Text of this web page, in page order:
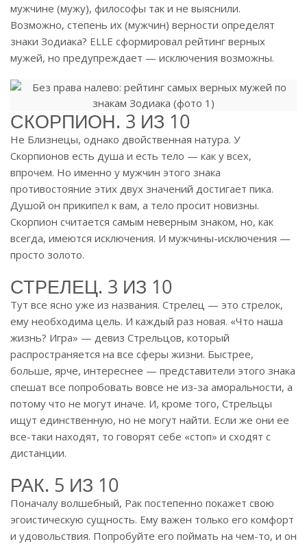
мужчине (мужу), философы так и не выяснили.
Возможно, степень их (мужчин) верности определят
знаки Зодиака? ELLE сформировал рейтинг верных
мужей, но предупреждает — исключения возможны.
СКОРПИОН. 3 ИЗ 10
Не Близнецы, однако двойственная натура. У
Скорпионов есть душа и есть тело — как у всех,
впрочем. Но именно у мужчин этого знака
противостояние этих двух значений достигает пика.
Душой он прикипел к вам, а тело просит новизны.
Скорпион считается самым неверным знаком, но, как
всегда, имеются исключения. И мужчины-исключения —
просто золото.
СТРЕЛЕЦ. 3 ИЗ 10
Тут все ясно уже из названия. Стрелец — это стрелок,
ему необходима цель. И каждый раз новая. «Что наша
жизнь? Игра» — девиз Стрельцов, который
распространяется на все сферы жизни. Быстрее,
больше, ярче, интереснее — представители этого знака
спешат все попробовать вовсе не из-за аморальности, а
потому что не могут иначе. И, кроме того, Стрельцы
ищут единственную, но не могут найти. Если же они ее
все-таки находят, то говорят себе «стоп» и сходят с
дистанции.
РАК. 5 ИЗ 10
Поначалу волшебный, Рак постепенно покажет свою
эгоистическую сущность. Ему важен только его комфорт
и удовольствия. Попробуйте его поймать на чем-то, и он